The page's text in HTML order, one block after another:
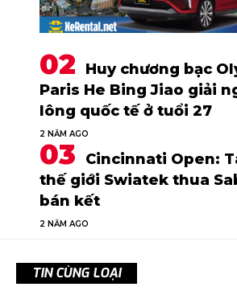
Huy chương bạc
Paris He Bing Jiao giải
lông quốc tế ở tuổi 27
2 NĂM AGO
Cincinnati Open:
thế giới Swiatek thua
bán kết
2 NĂM AGO
TIN CÙNG LOẠI